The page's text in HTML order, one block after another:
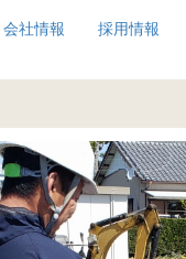
会社情報 採用情報